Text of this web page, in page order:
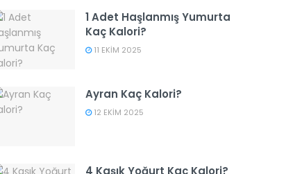
1 Adet Haşlanmış Yumurta
Kaç Kalori?
11 EKIM 2025
Ayran Kaç Kalori?
12 EKIM 2025
4 Kaşık Yoğurt Kaç Kalori?